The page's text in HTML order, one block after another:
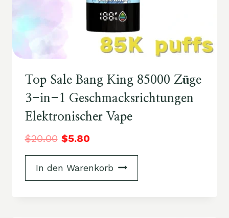
Top Sale Bang King 85000 Züge
3-in-1 Geschmacksrichtungen
Elektronischer Vape
$20.00 $5.80
In den Warenkorb